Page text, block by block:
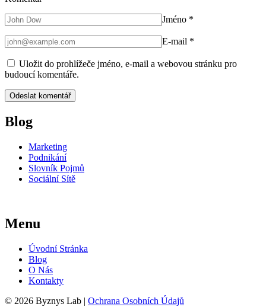
Jméno *
E-mail *
Uložit do prohlížeče jméno, e-mail a webovou stránku pro
budoucí komentáře.
Blog
Marketing
Podnikání
Slovník Pojmů
Sociální Sítě
Menu
Úvodní Stránka
Blog
O Nás
Kontakty
© 2026 Byznys Lab | Ochrana Osobních Údajů